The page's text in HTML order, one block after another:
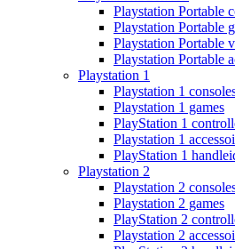
Playstation Portable
Playstation Portable
Playstation Portable
Playstation Portable
Playstation 1
Playstation 1
Playstation 1 games
PlayStation 1
Playstation 1
PlayStation 1
Playstation 2
Playstation 2
Playstation 2 games
PlayStation 2
Playstation 2